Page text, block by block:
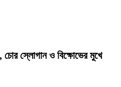
চোর স্লোগান ও বিক্ষোভের মুখে